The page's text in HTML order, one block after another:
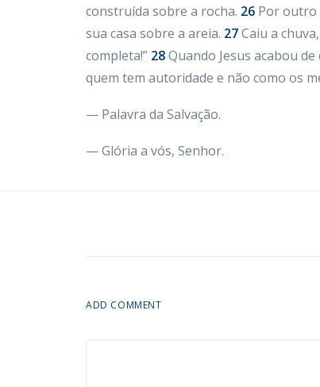
construída sobre a rocha. 26 Por outro
sua casa sobre a areia. 27Caiu a
completa!” 28Quando Jesus acabou
quem tem autoridade e não como os
— Palavra da Salvação.
— Glória a vós, Senhor.
ADD COMMENT